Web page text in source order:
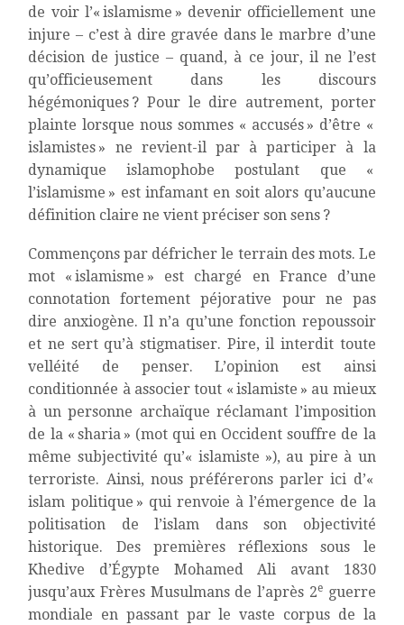
de voir l’« islamisme » devenir officiellement une
injure – c’est à dire gravée dans le marbre d’une
décision de justice – quand, à ce jour, il ne l’est
qu’officieusement dans les discours
hégémoniques ? Pour le dire autrement, porter
plainte lorsque nous sommes « accusés » d’être «
islamistes » ne revient-il par à participer à la
dynamique islamophobe postulant que «
l’islamisme » est infamant en soit alors qu’aucune
définition claire ne vient préciser son sens ?
Commençons par défricher le terrain des mots. Le
mot « islamisme » est chargé en France d’une
connotation fortement péjorative pour ne pas
dire anxiogène. Il n’a qu’une fonction repoussoir
et ne sert qu’à stigmatiser. Pire, il interdit toute
velléité de penser. L’opinion est ainsi
conditionnée à associer tout « islamiste » au mieux
à un personne archaïque réclamant l’imposition
de la « sharia » (mot qui en Occident souffre de la
même subjectivité qu’« islamiste »), au pire à un
terroriste. Ainsi, nous préférerons parler ici d’«
islam politique » qui renvoie à l’émergence de la
politisation de l’islam dans son objectivité
historique. Des premières réflexions sous le
Khedive d’Égypte Mohamed Ali avant 1830
jusqu’aux Frères Musulmans de l’après 2eguerre
mondiale en passant par le vaste corpus de la